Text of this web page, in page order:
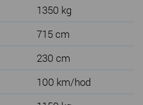
1350 kg
715 cm
230 cm
100 km/hod